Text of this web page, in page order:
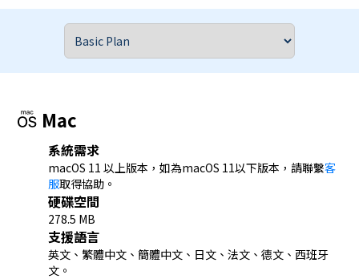
Mac
系統需求
macOS 11 以上版本，如為macOS 11以下版本，請聯繫客
服取得協助。
硬碟空間
278.5 MB
支援語言
英文、繁體中文、簡體中文、日文、法文、德文、西班牙
文。